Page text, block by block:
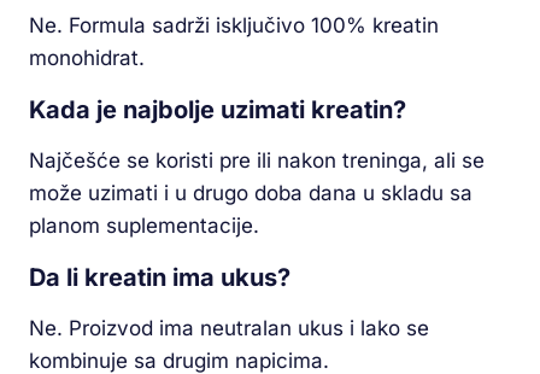
Ne. Formula sadrži isključivo 100% kreatin
monohidrat.
Kada je najbolje uzimati kreatin?
Najčešće se koristi pre ili nakon treninga, ali se
može uzimati i u drugo doba dana u skladu sa
planom suplementacije.
Da li kreatin ima ukus?
Ne. Proizvod ima neutralan ukus i lako se
kombinuje sa drugim napicima.